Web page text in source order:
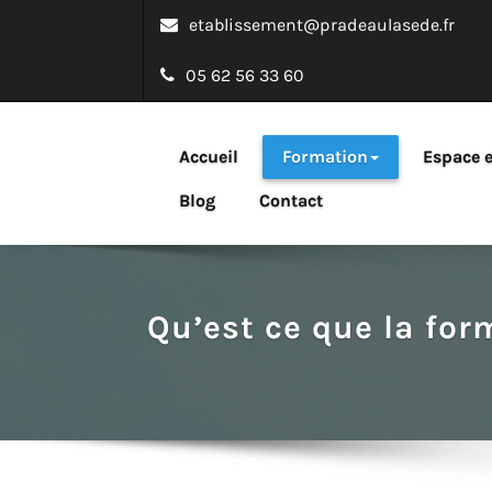
etablissement@pradeaulasede.fr
05 62 56 33 60
Bachelor
Une formation webmarketing au service des entreprises
Accueil Formation Espace
Blog Contact
Qu’est ce que la